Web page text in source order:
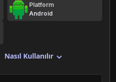
Platform
Android
Nasıl Kullanılır